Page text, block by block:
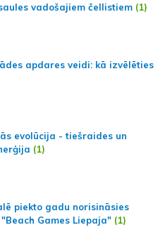
vadošajiem čellistiem (1)
apdares veidi: kā izvēlēties
evolūcija - tiešraides un
(1)
piekto gadu norisināsies
Games Liepaja" (1)